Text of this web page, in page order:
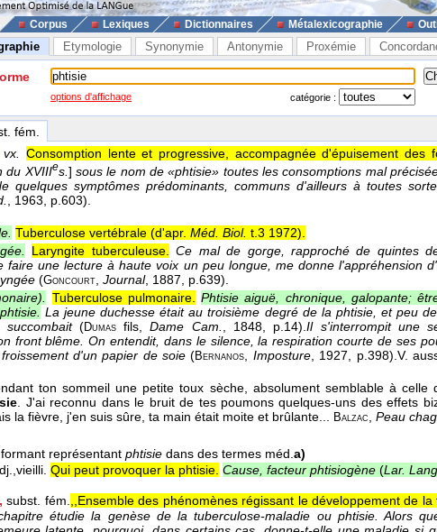
Corpus Lexiques Dictionnaires Métalexicographie
Etymologie Synonymie Antonymie Proxémie
options d'affichage catégorie :
fém.
vx. Consomption lente et progressive, accompagnée d'épuisement des
du XVIIIes. ]sous le nom de «phtisie» toutes les consomptions mal
quelques symptômes prédominants, communs d'ailleurs à toutes
, 1963 , p.603).
Tuberculose vertébrale (d'apr. Méd. Biol. t.3 1972).
Laryngite tuberculeuse.
Ce mal de gorge, rapproché de quintes
faire une lecture à haute voix un peu longue, me donne l'appréhension
(Goncourt Journal, 1887 , p.639).
Tuberculose pulmonaire.
Phtisie aiguë, chronique, galopante;
La jeune duchesse était au troisième degré de la phtisie, et peu
(Dumasfils ,Dame Cam. , 1848 , p.14).Il s'interrompit une
front blême. On entendit, dans le silence, la respiration courte de ses
d'un papier de soie (Bernanos Imposture, 1927 , p.398). V.
ton sommeil une petite toux sèche, absolument semblable à
. J'ai reconnu dans le bruit de tes poumons quelques-uns des effets
la fièvre, j'en suis sûre, ta main était moite et brûlante...
Balzac Peau
représentant phtisie dans des termes méd. a)
vieilli. Qui peut provoquer la phtisie. Cause, facteur phtisiogène (Lar.
subst. fém. ,,Ensemble des phénomènes régissant le développement de
étudie la genèse de la tuberculose-maladie ou phtisie. Alors